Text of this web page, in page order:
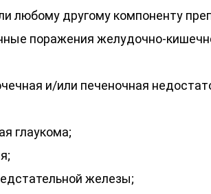
любому другому компоненту
поражения желудочно-
и/или печеночная
глаукома;
железы;